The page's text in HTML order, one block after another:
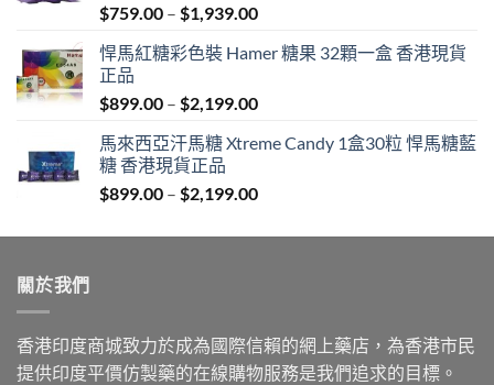
$759.00 – $1,939.00Price
$759.00
$1,939.00
悍馬紅糖彩色裝 Hamer 糖果 32顆一盒 香港現貨
正品
$899.00 – $2,199.00Price
$899.00
$2,199.00
馬來西亞汗馬糖 Xtreme Candy 1盒30粒 悍馬糖藍
糖 香港現貨正品
$899.00 – $2,199.00Price
$899.00
關於我們
香港印度商城致力於成為國際信賴的網上藥店，為香港市民
提供印度平價仿製藥的在線購物服務是我們追求的目標。